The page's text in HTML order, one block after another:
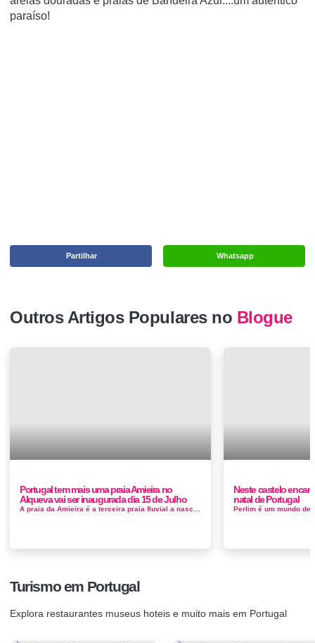
paraíso!
Whatsapp
Partilhar
Outros Artigos Populares no Blogue
Portugal tem mais uma praia Amieira no
Alqueva vai ser inaugurada dia 15 de Julho
Neste castelo
natal de Portugal
Turismo em Portugal
Explora restaurantes museus hoteis e muito mais em Portugal